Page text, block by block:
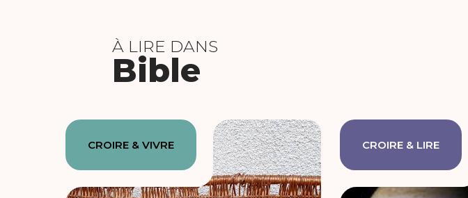
À LIRE DANS
Bible
CROIRE & VIVRE CROIRE & LIRE